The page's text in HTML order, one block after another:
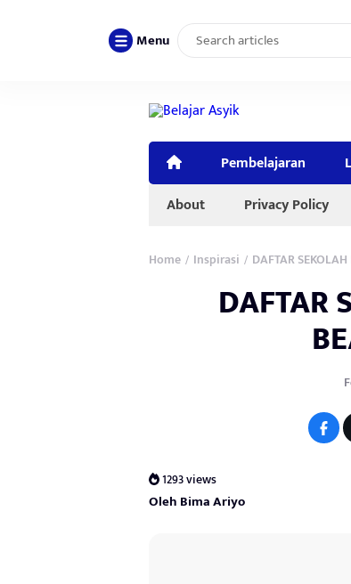
Menu
Pembelajaran
About
Privacy Policy
Home / Inspirasi / DAFTAR
DAFTAR
1293 views
Oleh Bima Ariyo